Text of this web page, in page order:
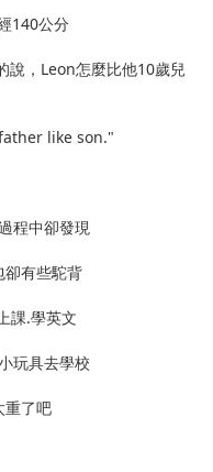
140公分
說，Leon怎麼比他10歲兒
like son."
程中卻發現
卻有些駝背
課.學英文
玩具去學校
重了吧